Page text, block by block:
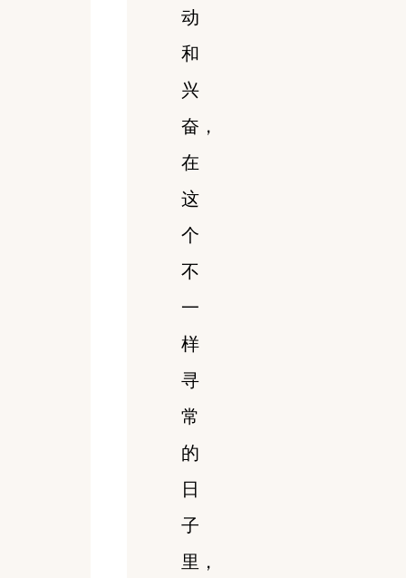
动
和
兴
奋，
在
这
个
不
一
样
寻
常
的
日
子
里，